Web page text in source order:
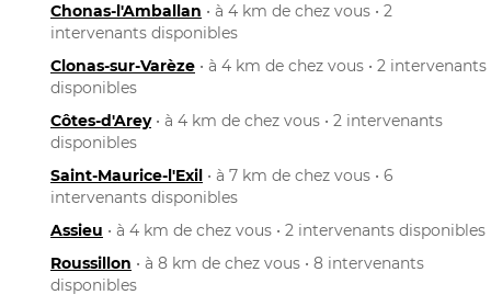
Chonas-l'Amballan • à 4 km de chez vous • 2
intervenants disponibles
Clonas-sur-Varèze • à 4 km de chez vous • 2 intervenants
disponibles
Côtes-d'Arey• à 4 km de chez vous • 2 intervenants
disponibles
Saint-Maurice-l'Exil • à 7 km de chez vous • 6
intervenants disponibles
Assieu • à 4 km de chez vous • 2 intervenants disponibles
Roussillon • à 8 km de chez vous • 8 intervenants
disponibles